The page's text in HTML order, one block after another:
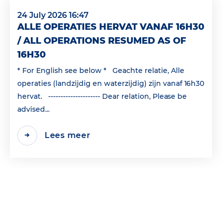
24 July 2026 16:47
ALLE OPERATIES HERVAT VANAF 16H30
/ ALL OPERATIONS RESUMED AS OF
16H30
* For English see below * Geachte relatie, Alle
operaties (landzijdig en waterzijdig) zijn vanaf 16h30
hervat. --------------------- Dear relation, Please be
advised...
Lees meer